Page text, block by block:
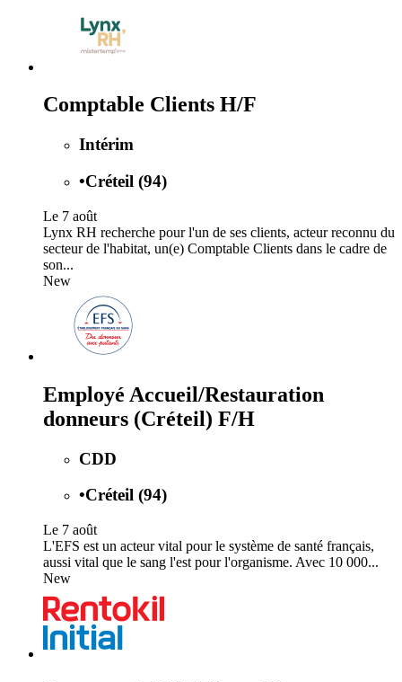
Comptable Clients H/F
Intérim
•Créteil (94)
Le 7 août
Lynx RH recherche pour l'un de ses clients, acteur reconnu du
secteur de l'habitat, un(e) Comptable Clients dans le cadre de
son...
New
Employé Accueil/Restauration
donneurs (Créteil) F/H
CDD
•Créteil (94)
Le 7 août
L'EFS est un acteur vital pour le système de santé français,
aussi vital que le sang l'est pour l'organisme. Avec 10 000...
New